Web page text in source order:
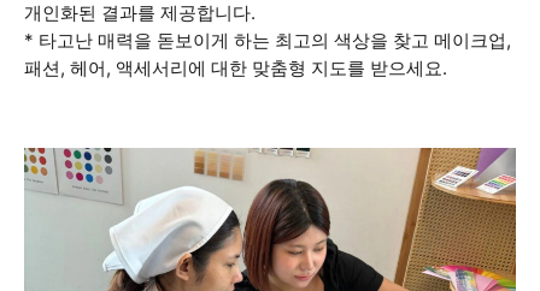
개인화된 결과를 제공합니다.
* 타고난 매력을 돋보이게 하는 최고의 색상을 찾고 메이크업,
패션, 헤어, 액세서리에 대한 맞춤형 지도를 받으세요.